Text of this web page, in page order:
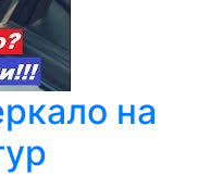
на